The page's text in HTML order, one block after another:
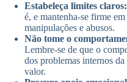
Estabeleça limites claros:
é, e mantenha-se firme
manipulações e abusos.
Não tome o
Lembre-se de que o
dos problemas internos
valor.